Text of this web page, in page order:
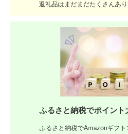
返礼品はまだまだたくさんあり
ふるさと納税でポイント
ふるさと納税でAmazonギフト